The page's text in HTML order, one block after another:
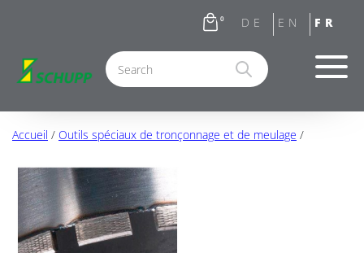
0
Accueil / Outils spéciaux de tronçonnage et de meulage /